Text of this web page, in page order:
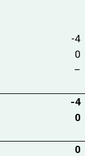
-4
0
–
-4
0
0